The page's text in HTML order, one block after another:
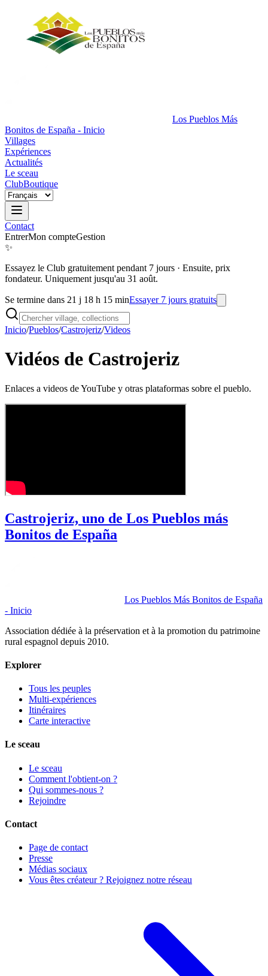
Los Pueblos Más
Bonitos de España - Inicio
Villages
Expériences
Actualités
Le sceau
ClubBoutique
Contact
EntrerMon compteGestion
✨
Essayez le Club gratuitement pendant 7 jours · Ensuite, prix
fondateur. Uniquement jusqu'au 31 août.
Se termine dans 21 j 18 h 15 minEssayer 7 jours gratuits
Inicio/Pueblos/Castrojeriz/Videos
Vidéos de Castrojeriz
Enlaces a videos de YouTube y otras plataformas sobre el pueblo.
Castrojeriz, uno de Los Pueblos más
Bonitos de España
Los Pueblos Más Bonitos de España
- Inicio
Association dédiée à la préservation et à la promotion du patrimoine
rural espagnol depuis 2010.
Explorer
Tous les peuples
Multi-expériences
Itinéraires
Carte interactive
Le sceau
Le sceau
Comment l'obtient-on ?
Qui sommes-nous ?
Rejoindre
Contact
Page de contact
Presse
Médias sociaux
Vous êtes créateur ? Rejoignez notre réseau